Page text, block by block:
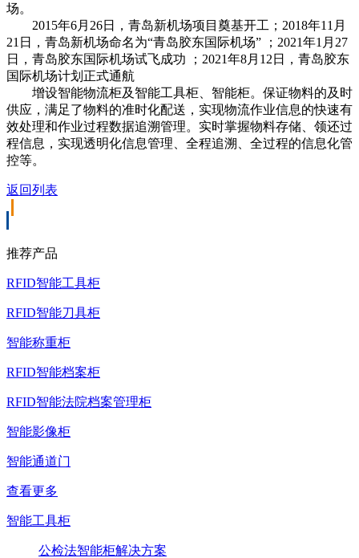
场。
2015年6月26日，青岛新机场项目奠基开工；2018年11月
21日，青岛新机场命名为“青岛胶东国际机场” ；2021年1月27
日，青岛胶东国际机场试飞成功 ；2021年8月12日，青岛胶东
国际机场计划正式通航
增设智能物流柜及智能工具柜、智能柜。保证物料的及时
供应，满足了物料的准时化配送，实现物流作业信息的快速有
效处理和作业过程数据追溯管理。实时掌握物料存储、领还过
程信息，实现透明化信息管理、全程追溯、全过程的信息化管
控等。
返回列表
推荐产品
RFID智能工具柜
RFID智能刀具柜
智能称重柜
RFID智能档案柜
RFID智能法院档案管理柜
智能影像柜
智能通道门
查看更多
智能工具柜
公检法智能柜解决方案